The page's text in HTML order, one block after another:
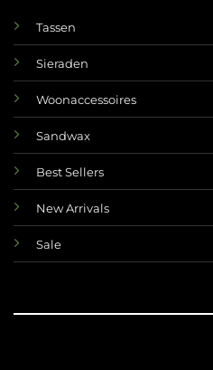
Tassen
Sieraden
Woonaccessoires
Sandwax
Best Sellers
New Arrivals
Sale